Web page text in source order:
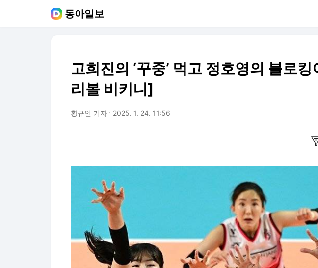
동아일보
고희진의 ‘꾸중’ 먹고 정호영의 블로
리볼 비키니]
황규인 기자 2025. 1. 24. 11:56